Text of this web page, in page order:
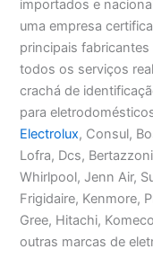
importados e
uma empresa
principais
todos os serviços
crachá de
para
Electrolux, Consul,
Lofra, Dcs,
Whirlpool, Jenn Air,
Frigidaire, Kenmore,
Gree, Hitachi,
outras marcas de